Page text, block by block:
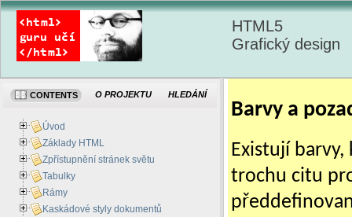
HTML5
Grafický design
Barvy a
Existují
trochu citu
CONTENTS O PROJEKTU HLEDÁNÍ
Úvod
Základy HTML
Zpřístupnění stránek světu
Tabulky
Rámy
Kaskádové styly dokumentů